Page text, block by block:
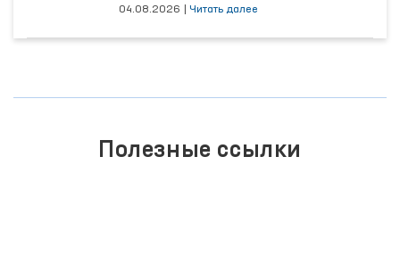
наибольшее количество обращений
04.08.2026 Читать далее
Полезные ссылки